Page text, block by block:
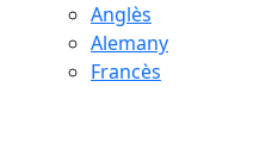
Anglès
Alemany
Francès